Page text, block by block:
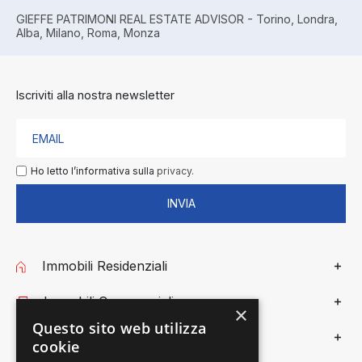
GIEFFE PATRIMONI REAL ESTATE ADVISOR - Torino, Londra,
Alba, Milano, Roma, Monza
Iscriviti alla nostra newsletter
Ho letto l’informativa sulla privacy.
INVIA
Immobili Residenziali
Immobili Commerciali
Gieffe Patrimoni
×
Questo sito web utilizza
cookie